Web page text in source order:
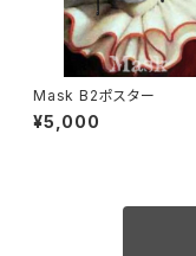
Mask B2ポスター
¥5,000